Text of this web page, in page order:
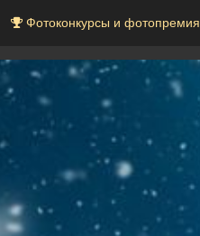
Фотоконкурсы и фотопремия